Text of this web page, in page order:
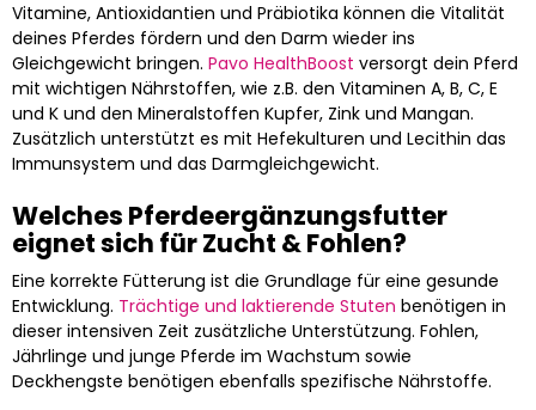
Vitamine, Antioxidantien und Präbiotika können die Vitalität
deines Pferdes fördern und den Darm wieder ins
Gleichgewicht bringen. Pavo HealthBoost versorgt dein Pferd
mit wichtigen Nährstoffen, wie z.B. den Vitaminen A, B, C, E
und K und den Mineralstoffen Kupfer, Zink und Mangan.
Zusätzlich unterstützt es mit Hefekulturen und Lecithin das
Immunsystem und das Darmgleichgewicht.
Welches Pferdeergänzungsfutter
eignet sich für Zucht & Fohlen?
Eine korrekte Fütterung ist die Grundlage für eine gesunde
Entwicklung. Trächtige und laktierende Stuten benötigen in
dieser intensiven Zeit zusätzliche Unterstützung. Fohlen,
Jährlinge und junge Pferde im Wachstum sowie
Deckhengste benötigen ebenfalls spezifische Nährstoffe.